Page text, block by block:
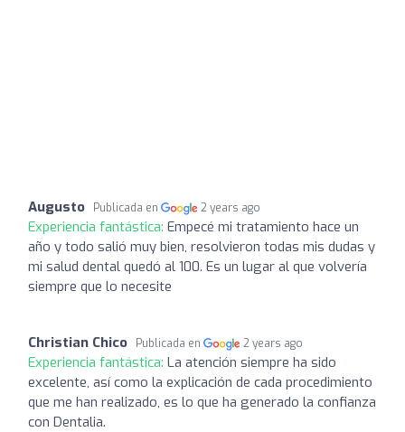
Augusto Publicada en 2 years ago
Experiencia fantástica: Empecé mi tratamiento hace un
año y todo salió muy bien, resolvieron todas mis dudas y
mi salud dental quedó al 100. Es un lugar al que volvería
siempre que lo necesite
Christian Chico Publicada en 2 years ago
Experiencia fantástica: La atención siempre ha sido
excelente, así como la explicación de cada procedimiento
que me han realizado, es lo que ha generado la confianza
con Dentalia.